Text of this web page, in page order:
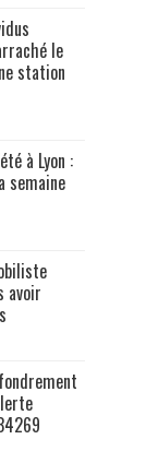
le
station
à Lyon :
semaine
avoir